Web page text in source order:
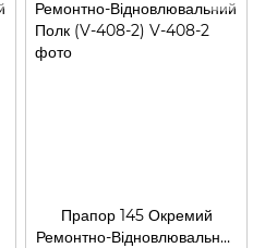
Прапор 145 Окремий
Ремонтно-Відновлювальний